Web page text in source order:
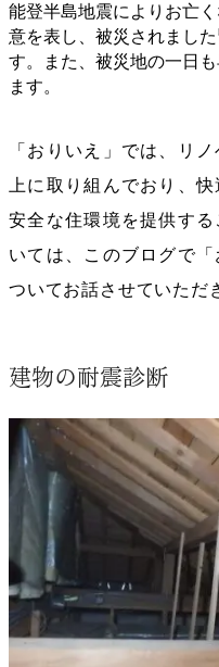
能登半島地震によりお亡
意を表し、被災されまし
す。また、被災地の一日
ます。
「おりいえ」では、リ
上に取り組んでおり、
安全な住環境を提供す
いては、このブログで
ついてお話させていただ
建物の耐震診断